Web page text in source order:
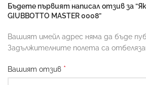
Бъдете първият написал отзив за
GIUBBOTTO MASTER 0008”
Вашият имейл адрес няма да бъде
Задължителните полета са
Вашият отзив *